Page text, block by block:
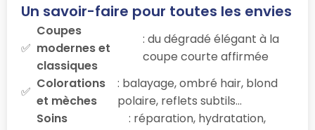
Un savoir-faire pour toutes les envies
Coupes
modernes et
classiques
: du dégradé élégant à la
coupe courte affirmée
Colorations
et mèches
: balayage, ombré hair, blond
polaire, reflets subtils…
Soins
: réparation, hydratation,